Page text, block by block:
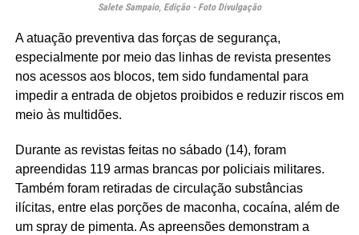
Salete Sampaio, Edição - Foto Divulgação
A atuação preventiva das forças de segurança,
especialmente por meio das linhas de revista presentes
nos acessos aos blocos, tem sido fundamental para
impedir a entrada de objetos proibidos e reduzir riscos em
meio às multidões.
Durante as revistas feitas no sábado (14), foram
apreendidas 119 armas brancas por policiais militares.
Também foram retiradas de circulação substâncias
ilícitas, entre elas porções de maconha, cocaína, além de
um spray de pimenta. As apreensões demonstram a